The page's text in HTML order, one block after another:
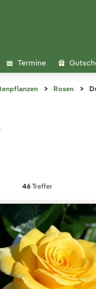
Termine
Rosen
46Treffer